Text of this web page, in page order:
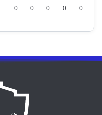
0 0 0 0 0